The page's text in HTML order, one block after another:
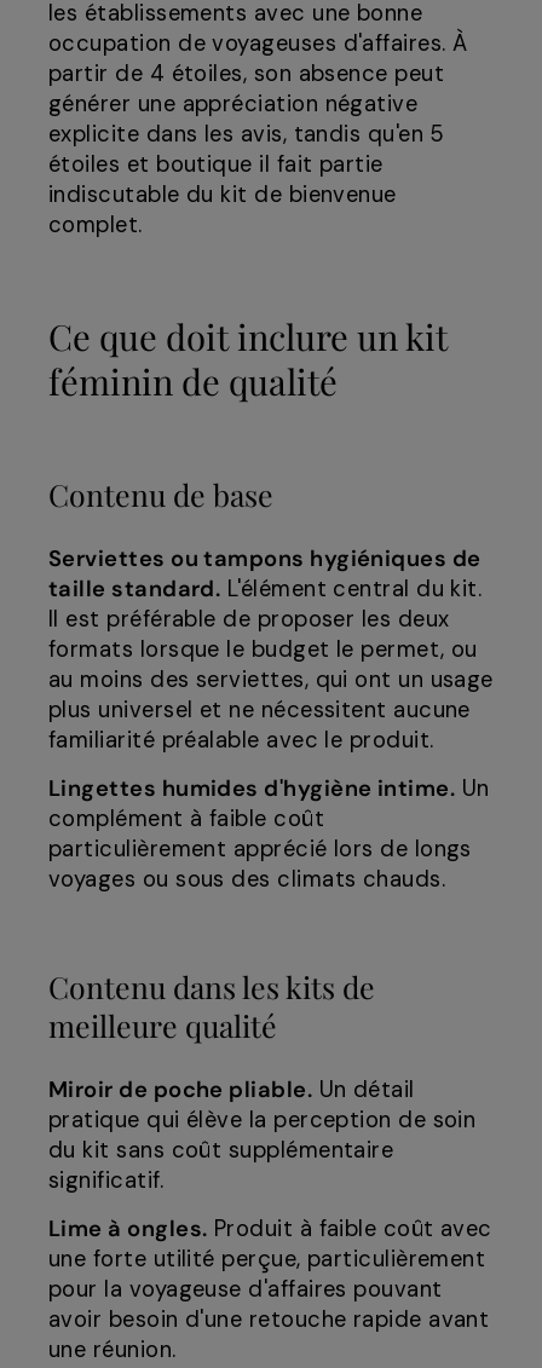
les établissements avec une bonne
occupation de voyageuses d'affaires. À
partir de 4 étoiles, son absence peut
générer une appréciation négative
explicite dans les avis, tandis qu'en 5
étoiles et boutique il fait partie
indiscutable du kit de bienvenue
complet.
Ce que doit inclure un kit
féminin de qualité
Contenu de base
Serviettes ou tampons hygiéniques de
taille standard. L'élément central du kit.
Il est préférable de proposer les deux
formats lorsque le budget le permet, ou
au moins des serviettes, qui ont un usage
plus universel et ne nécessitent aucune
familiarité préalable avec le produit.
Lingettes humides d'hygiène intime. Un
complément à faible coût
particulièrement apprécié lors de longs
voyages ou sous des climats chauds.
Contenu dans les kits de
meilleure qualité
Miroir de poche pliable. Un détail
pratique qui élève la perception de soin
du kit sans coût supplémentaire
significatif.
Lime à ongles. Produit à faible coût avec
une forte utilité perçue, particulièrement
pour la voyageuse d'affaires pouvant
avoir besoin d'une retouche rapide avant
une réunion.